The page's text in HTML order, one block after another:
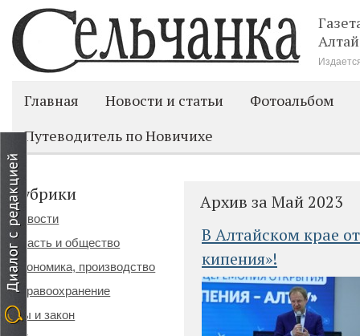
Главная Новости и статьи
Фотоальбом
Путеводитель по Новичихе
Архив за Май 2023
В Алтайском крае
кипения»!
Рубрики
Новости
Власть и общество
Экономика, производство
Здравоохранение
Мы и закон